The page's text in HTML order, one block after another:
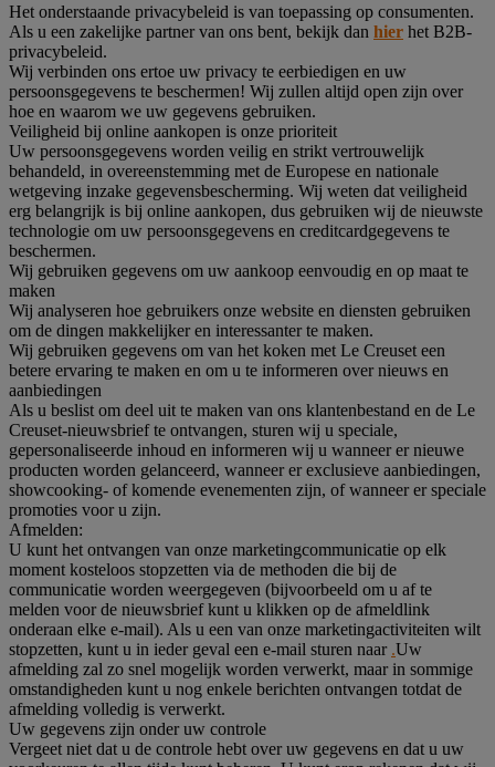
Het onderstaande privacybeleid is van toepassing op consumenten.
Als u een zakelijke partner van ons bent, bekijk dan hier het B2B-
privacybeleid.
Wij verbinden ons ertoe uw privacy te eerbiedigen en uw
persoonsgegevens te beschermen! Wij zullen altijd open zijn over
hoe en waarom we uw gegevens gebruiken.
Veiligheid bij online aankopen is onze prioriteit
Uw persoonsgegevens worden veilig en strikt vertrouwelijk
behandeld, in overeenstemming met de Europese en nationale
wetgeving inzake gegevensbescherming. Wij weten dat veiligheid
erg belangrijk is bij online aankopen, dus gebruiken wij de nieuwste
technologie om uw persoonsgegevens en creditcardgegevens te
beschermen.
Wij gebruiken gegevens om uw aankoop eenvoudig en op maat te
maken
Wij analyseren hoe gebruikers onze website en diensten gebruiken
om de dingen makkelijker en interessanter te maken.
Wij gebruiken gegevens om van het koken met Le Creuset een
betere ervaring te maken en om u te informeren over nieuws en
aanbiedingen
Als u beslist om deel uit te maken van ons klantenbestand en de Le
Creuset-nieuwsbrief te ontvangen, sturen wij u speciale,
gepersonaliseerde inhoud en informeren wij u wanneer er nieuwe
producten worden gelanceerd, wanneer er exclusieve aanbiedingen,
showcooking- of komende evenementen zijn, of wanneer er speciale
promoties voor u zijn.
Afmelden:
U kunt het ontvangen van onze marketingcommunicatie op elk
moment kosteloos stopzetten via de methoden die bij de
communicatie worden weergegeven (bijvoorbeeld om u af te
melden voor de nieuwsbrief kunt u klikken op de afmeldlink
onderaan elke e-mail). Als u een van onze marketingactiviteiten wilt
stopzetten, kunt u in ieder geval een e-mail sturen naar .Uw
afmelding zal zo snel mogelijk worden verwerkt, maar in sommige
omstandigheden kunt u nog enkele berichten ontvangen totdat de
afmelding volledig is verwerkt.
Uw gegevens zijn onder uw controle
Vergeet niet dat u de controle hebt over uw gegevens en dat u uw